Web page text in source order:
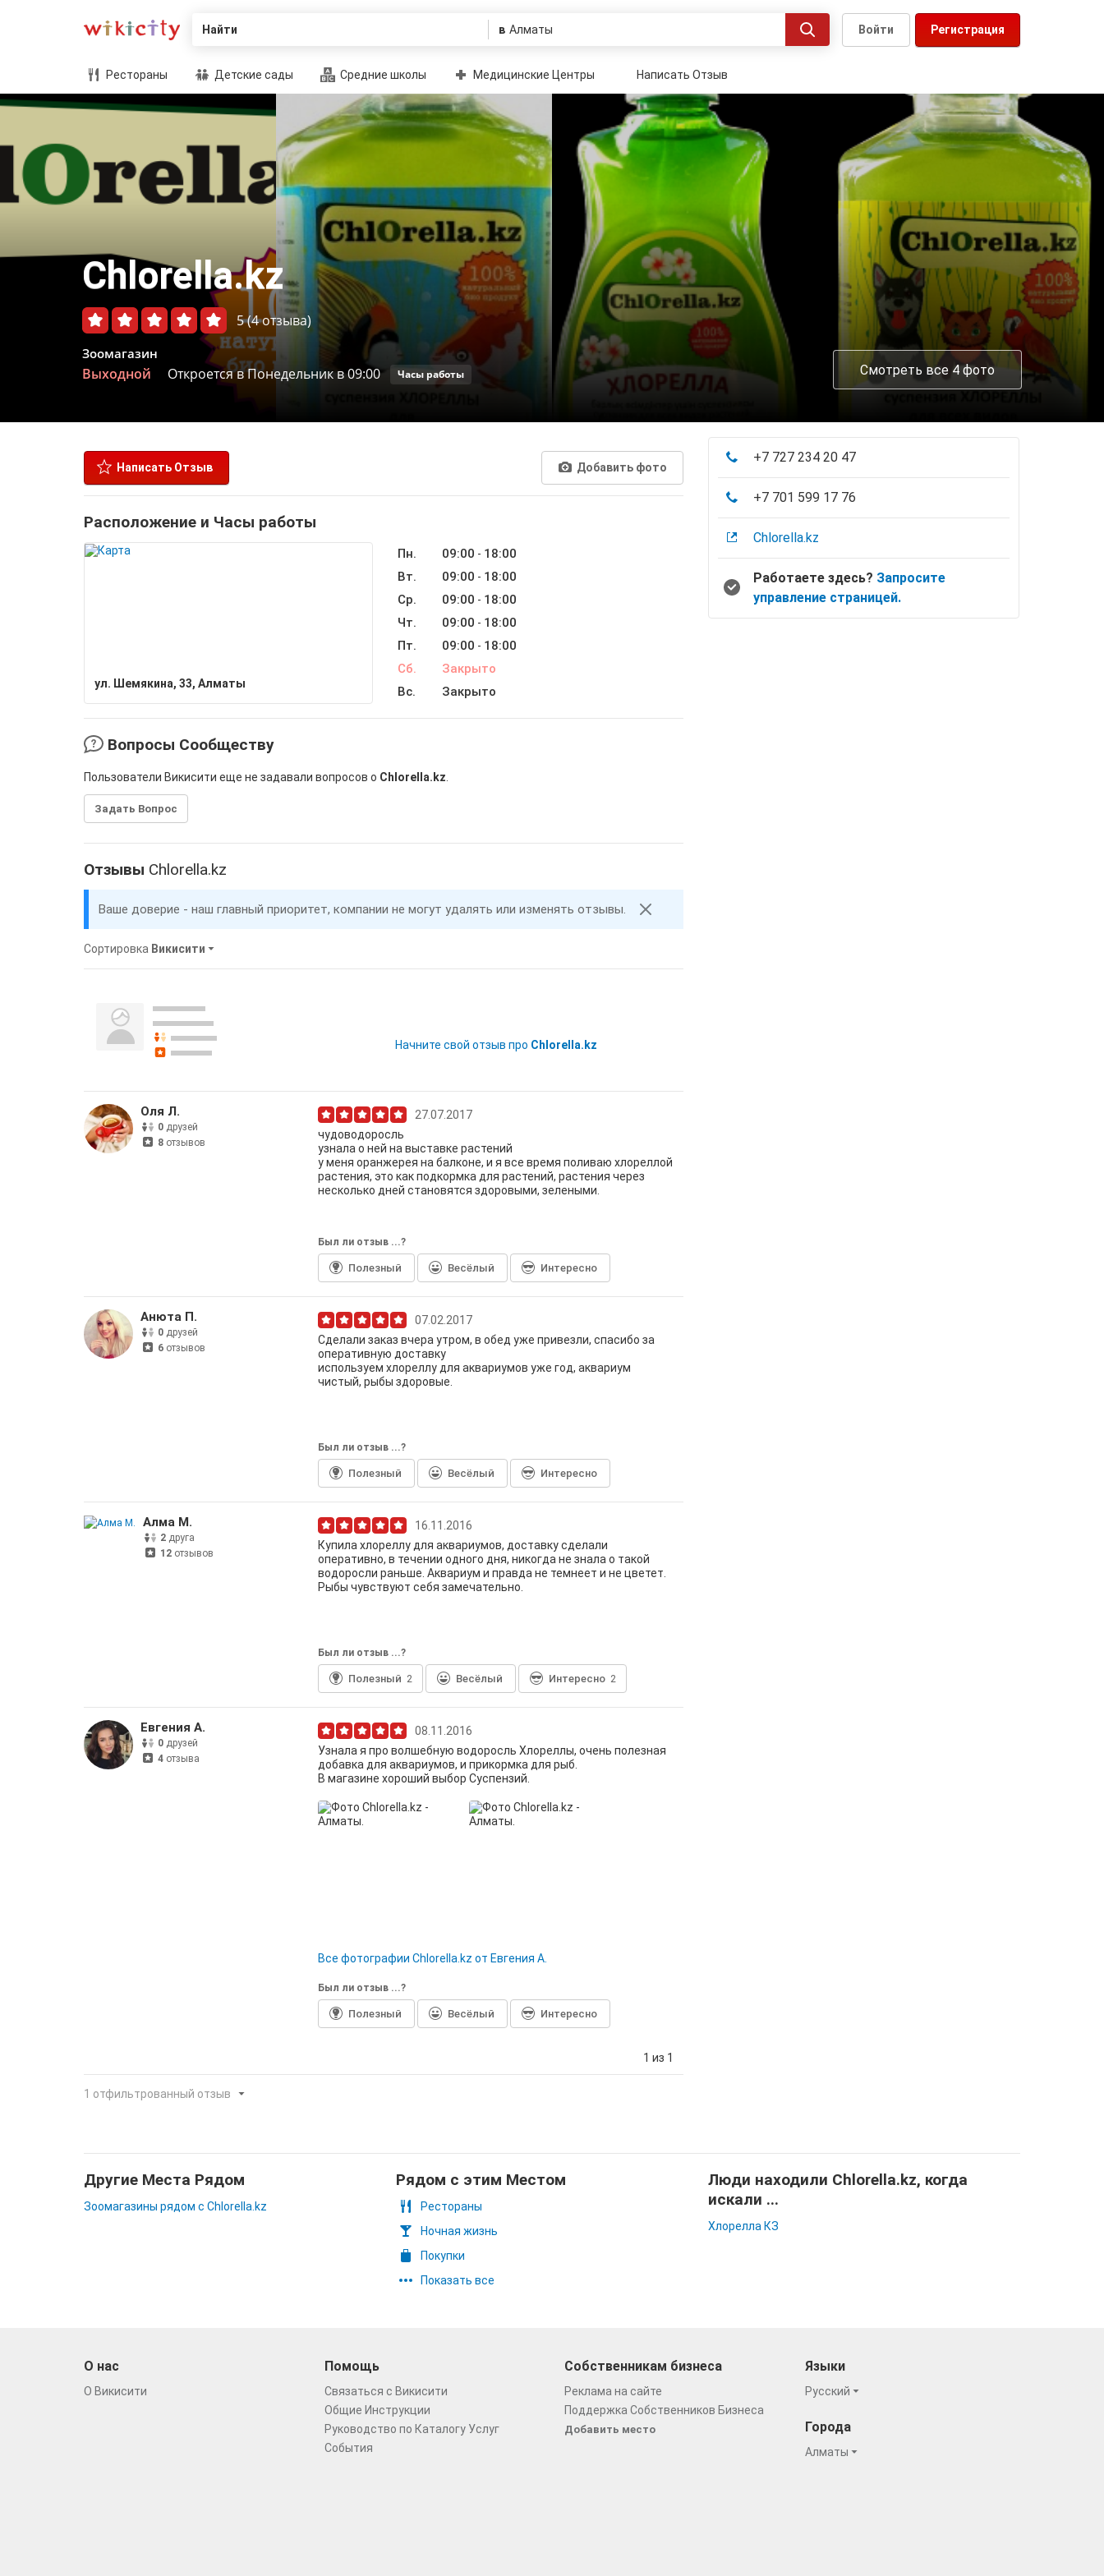
Найти в Регистрация
Войти
Рестораны Детские сады Средние школы Медицинские Центры Написать Отзыв
Сhlorella.kz
5(4 отзыва)
Зоомагазин
Выходной Откроется в Понедельник в 09:00 Часы работы Смотреть все 4 фото
Написать Отзыв Добавить фото
Расположение и Часы работы
ул. Шемякина, 33, Алматы
Пн. 09:00 - 18:00
Вт.
09:00 - 18:00
Ср.
09:00 - 18:00
Чт.
09:00 - 18:00
Пт.
09:00 - 18:00
Сб.
Закрыто
Вс.
Закрыто
Вопросы Сообществу
Пользователи Викисити еще не задавали вопросов о Сhlorella.kz
Задать Вопрос
Отзывы Сhlorella.kz
Ваше доверие - наш главный приоритет, компании не могут удалять или изменять отзывы.
Сортировка Викисити
Начните свой отзыв про Сhlorella.kz
Оля Л.
0 друзей
8 отзывов
27.07.2017
чудоводоросль
узнала о ней на выставке растений
у меня оранжерея на балконе, и я все время поливаю хлореллой
растения, это как подкормка для растений, растения через
несколько дней становятся здоровыми, зелеными.
Был ли отзыв ...?
Полезный Весёлый Интересно
Анюта П.
0 друзей
6 отзывов
07.02.2017
Сделали заказ вчера утром, в обед уже привезли, спасибо за
оперативную доставку
используем хлореллу для аквариумов уже год, аквариум
чистый, рыбы здоровые.
Был ли отзыв ...?
Полезный Весёлый Интересно
Алма М.
2 друга
12 отзывов
16.11.2016
Купила хлореллу для аквариумов, доставку сделали
оперативно, в течении одного дня, никогда не знала о такой
водоросли раньше. Аквариум и правда не темнеет и не цветет.
Рыбы чувствуют себя замечательно.
Был ли отзыв ...?
Полезный 2 Весёлый Интересно 2
Евгения А.
0 друзей
4 отзыва
08.11.2016
Узнала я про волшебную водоросль Хлореллы, очень полезная
добавка для аквариумов, и прикормка для рыб.
В магазине хороший выбор Суспензий.
Все фотографии Сhlorella.kz от Евгения А.
Был ли отзыв ...?
Полезный Весёлый Интересно
1 из 1
1 отфильтрованный отзыв
+7 727 234 20 47
+7 701 599 17 76
Сhlorella.kz
Работаете здесь? Запросите
управление страницей.
Другие Места Рядом
Зоомагазины рядом с Сhlorella.kz
Рядом с этим Местом
Рестораны
Ночная жизнь
Покупки
Показать все
Люди находили Сhlorella.kz, когда
искали ...
Хлорелла КЗ
О нас
О Викисити
Помощь
Связаться с Викисити
Общие Инструкции
Руководство по Каталогу Услуг
События
Собственникам бизнеса
Реклама на сайте
Поддержка Собственников Бизнеса
Добавить место
Языки
Русский
Города
Алматы